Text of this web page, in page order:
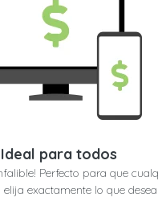
Ideal para todos
Perfecto para que
elija exactamente lo que desea